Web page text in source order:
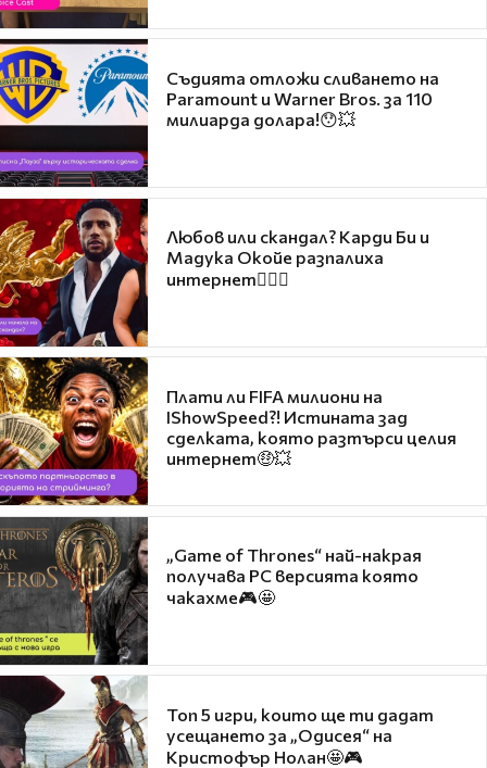
Съдията отложи сливането на
Paramount и Warner Bros. за 110
милиарда долара!😯💥
Любов или скандал? Карди Би и
Мадука Окойе разпалиха
интернет❤️‍🔥🔥
Плати ли FIFA милиони на
IShowSpeed?! Истината зад
сделката, която разтърси целия
интернет🤑💥
„Game of Thrones“ най-накрая
получава PC версията която
чакахме🎮🤩
Топ 5 игри, които ще ти дадат
усещането за „Одисея“ на
Кристофър Нолан🤩🎮